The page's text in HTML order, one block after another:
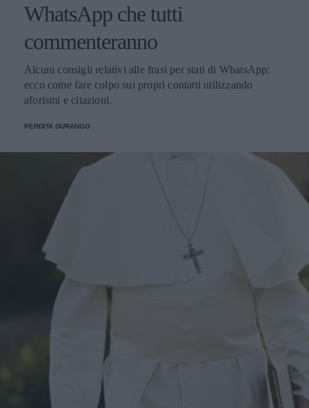
WhatsApp che tutti
commenteranno
Alcuni consigli relativi alle frasi per stati di WhatsApp:
ecco come fare colpo sui propri contatti utilizzando
aforismi e citazioni.
PERDITA DURANGO